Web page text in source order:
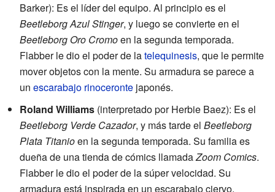
Barker): Es el líder del equipo. Al principio es el
Beetleborg Azul Stinger, y luego se convierte en el
Beetleborg Oro Cromoen la segunda temporada.
Flabber le dio el poder de latelequinesis, que le permite
mover objetos con la mente. Su armadura se parece a
un escarabajo rinoceronte japonés.
Roland Williams (interpretado por Herbie Baez): Es el
Beetleborg Verde Cazador, y más tarde el Beetleborg
Plata Titanioen la segunda temporada. Su familia es
dueña de una tienda de cómics llamadaZoom Comics.
Flabber le dio el poder de la súper velocidad. Su
armadura está inspirada en un escarabajo ciervo.